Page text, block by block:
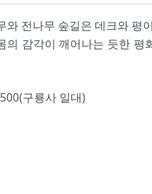
전나무 숲길은 데크와
감각이 깨어나는 듯한
구룡사 일대)